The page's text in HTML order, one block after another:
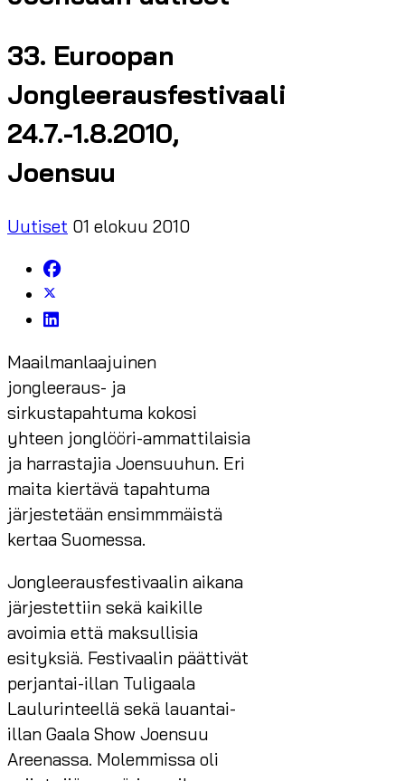
33. Euroopan
Jongleerausfestivaali
24.7.-1.8.2010,
Joensuu
Uutiset 01 elokuu 2010
Maailmanlaajuinen
jongleeraus- ja
sirkustapahtuma kokosi
yhteen jonglööri-ammattilaisia
ja harrastajia Joensuuhun. Eri
maita kiertävä tapahtuma
järjestetään ensimmmäistä
kertaa Suomessa.
Jongleerausfestivaalin aikana
järjestettiin sekä kaikille
avoimia että maksullisia
esityksiä. Festivaalin päättivät
perjantai-illan Tuligaala
Laulurinteellä sekä lauantai-
illan Gaala Show Joensuu
Areenassa. Molemmissa oli